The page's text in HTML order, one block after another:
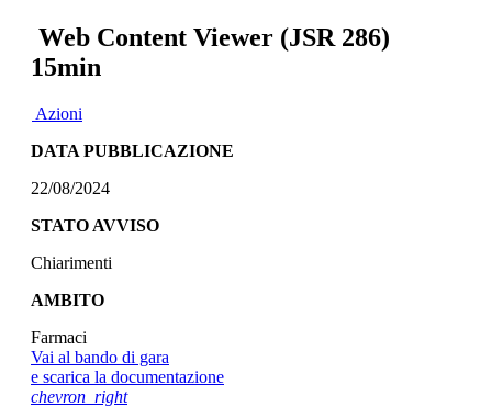
Web Content Viewer (JSR 286)
15min
Azioni
DATA PUBBLICAZIONE
22/08/2024
STATO AVVISO
Chiarimenti
AMBITO
Farmaci
Vai al bando di gara
e scarica la documentazione
chevron_right